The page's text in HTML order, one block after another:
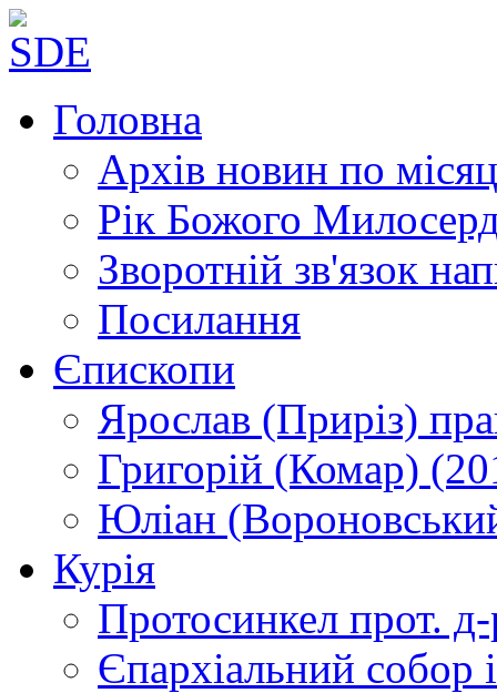
Головна
Архів новин по
Рік Божого
Зворотній зв'язок
Посилання
Єпископи
Ярослав (Приріз)
Григорій (Комар)
Юліан
Курія
Протосинкел прот.
Єпархіальний собор